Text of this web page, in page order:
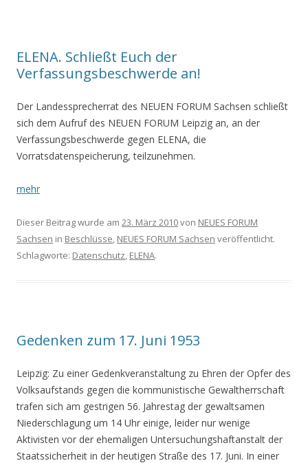
ELENA. Schließt Euch der
Verfassungsbeschwerde an!
Der Landessprecherrat des NEUEN FORUM Sachsen schließt
sich dem Aufruf des NEUEN FORUM Leipzig an, an der
Verfassungsbeschwerde gegen ELENA, die
Vorratsdatenspeicherung, teilzunehmen.
mehr
Dieser Beitrag wurde am 23. März 2010von NEUES FORUM
Sachsen in Beschlüsse, NEUES FORUM Sachsen veröffentlicht.
Schlagworte: Datenschutz, ELENA.
Gedenken zum 17. Juni 1953
Leipzig: Zu einer Gedenkveranstaltung zu Ehren der Opfer des
Volksaufstands gegen die kommunistische Gewaltherrschaft
trafen sich am gestrigen 56. Jahrestag der gewaltsamen
Niederschlagung um 14 Uhr einige, leider nur wenige
Aktivisten vor der ehemaligen Untersuchungshaftanstalt der
Staatssicherheit in der heutigen Straße des 17. Juni. In einer